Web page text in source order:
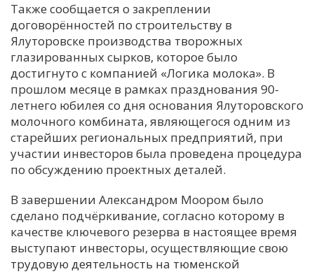
Также сообщается о закреплении
договорённостей по строительству в
Ялуторовске производства творожных
глазированных сырков, которое было
достигнуто с компанией «Логика молока». В
прошлом месяце в рамках празднования 90-
летнего юбилея со дня основания Ялуторовского
молочного комбината, являющегося одним из
старейших региональных предприятий, при
участии инвесторов была проведена процедура
по обсуждению проектных деталей.
В завершении Александром Моором было
сделано подчёркивание, согласно которому в
качестве ключевого резерва в настоящее время
выступают инвесторы, осуществляющие свою
трудовую деятельность на тюменской